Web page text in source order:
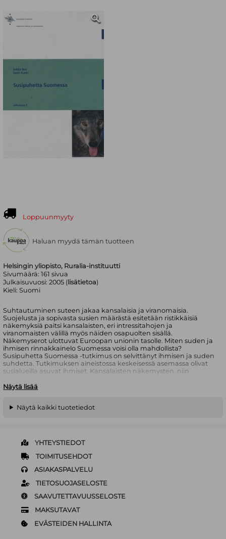
Helsingin yliopisto, Ruralia-instituutti
Sivumäärä:161 sivua
Julkaisuvuosi:2005 (lisätietoa)
Kieli:Suomi
Suhtautuminen suteen jakaa kansalaisia ja viranomaisia.
Suojelusta ja sopivasta susien määrästä esitetään ristikkäisiä
näkemyksiä paitsi kansalaisten, eri intressitahojen ja
viranomaisten välillä myös näiden osapuolten sisällä.
Näkemyserot ulottuvat Euroopan unionin tasolle. Miten suden ja
ihmisen rinnakkainelo Suomessa voisi olla mahdollista?
Susipuhetta Suomessa -tutkimus on selvittänyt ihmisen ja suden
suhdetta. Tutkimuksen aineistossa keskeisessä asemassa olivat
susialueilla asuvat ihmiset. Kansalaisten näkemysten, niin
suteen liittyvät näkökulmat, miten niitä perustellaan ja mihin
2000. Tutkimuksessa koottiin lisäksi noin tuhannen
kuvauksen siitä, millainen on ihmisen ja suden suhde 2000-luvun
alun Suomessa sekä millaista susipolitiikkaa Suomen tulisi
harjoittaa. Tulokset tarjoavat valmisteluaineistoa
hoitosuunnitelman laatimiseksi Suomen susikannalle.
Näytä lisää
Loppuunmyyty
Haluan myydä tämän tuotteen
Näytä kaikki tuotetiedot
YHTEYSTIEDOT
TOIMITUSEHDOT
ASIAKASPALVELU
TIETOSUOJASELOSTE
SAAVUTETTAVUUSSELOSTE
MAKSUTAVAT
EVÄSTEIDEN HALLINTA